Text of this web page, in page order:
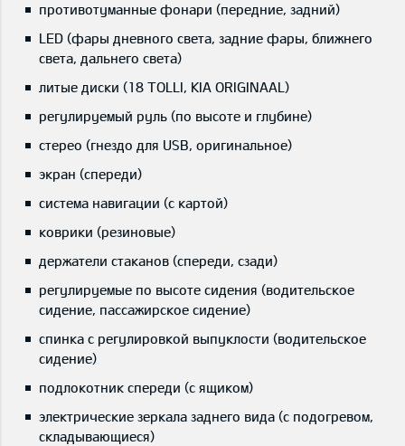
противотуманные фонари (передние, задний)
LED (фары дневного света, задние фары, ближнего
света, дальнего света)
литые диски (18 TOLLI, KIA ORIGINAAL)
регулируемый руль (по высоте и глубине)
стерео (гнездо для USB, оригинальное)
экран (спереди)
система навигации (с картой)
коврики (резиновые)
держатели стаканов (спереди, сзади)
регулируемые по высоте сидения (водительское
сидение, пассажирское сидение)
спинка с регулировкой выпуклости (водительское
сидение)
подлокотник спереди (с ящиком)
электрические зеркала заднего вида (с подогревом,
складывающиеся)